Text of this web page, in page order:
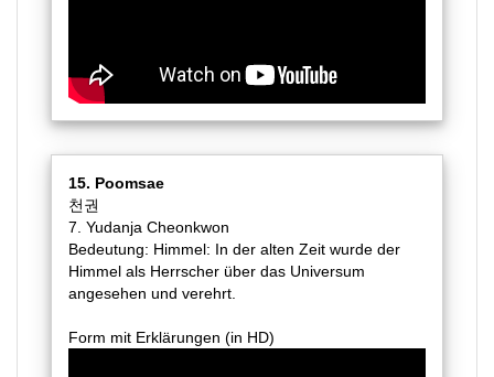
15. Poomsae
천권
7. Yudanja Cheonkwon
Bedeutung: Himmel: In der alten Zeit wurde der
Himmel als Herrscher über das Universum
angesehen und verehrt.
Form mit Erklärungen (in HD)